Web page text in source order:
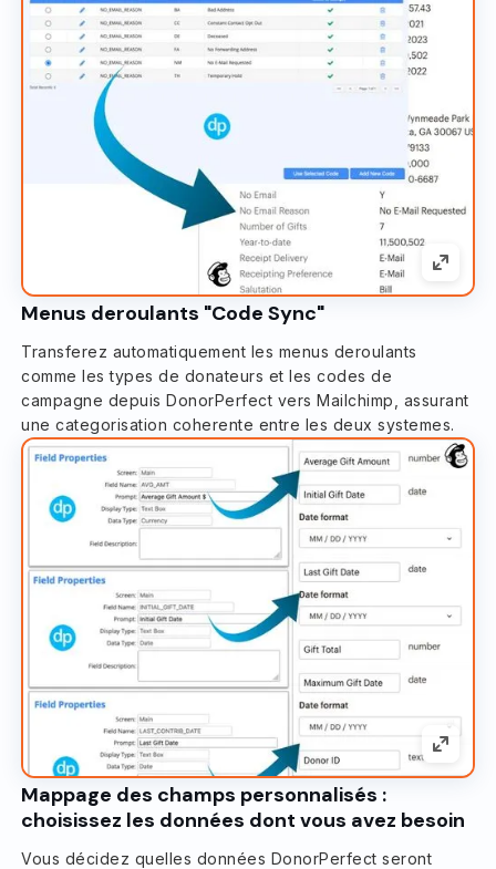
Menus deroulants "Code Sync"
Transferez automatiquement les menus deroulants
comme les types de donateurs et les codes de
campagne depuis DonorPerfect vers Mailchimp, assurant
une categorisation coherente entre les deux systemes.
Mappage des champs personnalisés :
choisissez les données dont vous avez besoin
Vous décidez quelles données DonorPerfect seront